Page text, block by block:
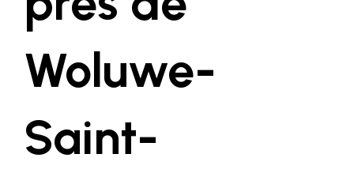
Woluwe-
Saint-